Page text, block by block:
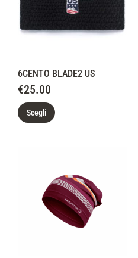
6CENTO BLADE2 US
€25.00
Scegli